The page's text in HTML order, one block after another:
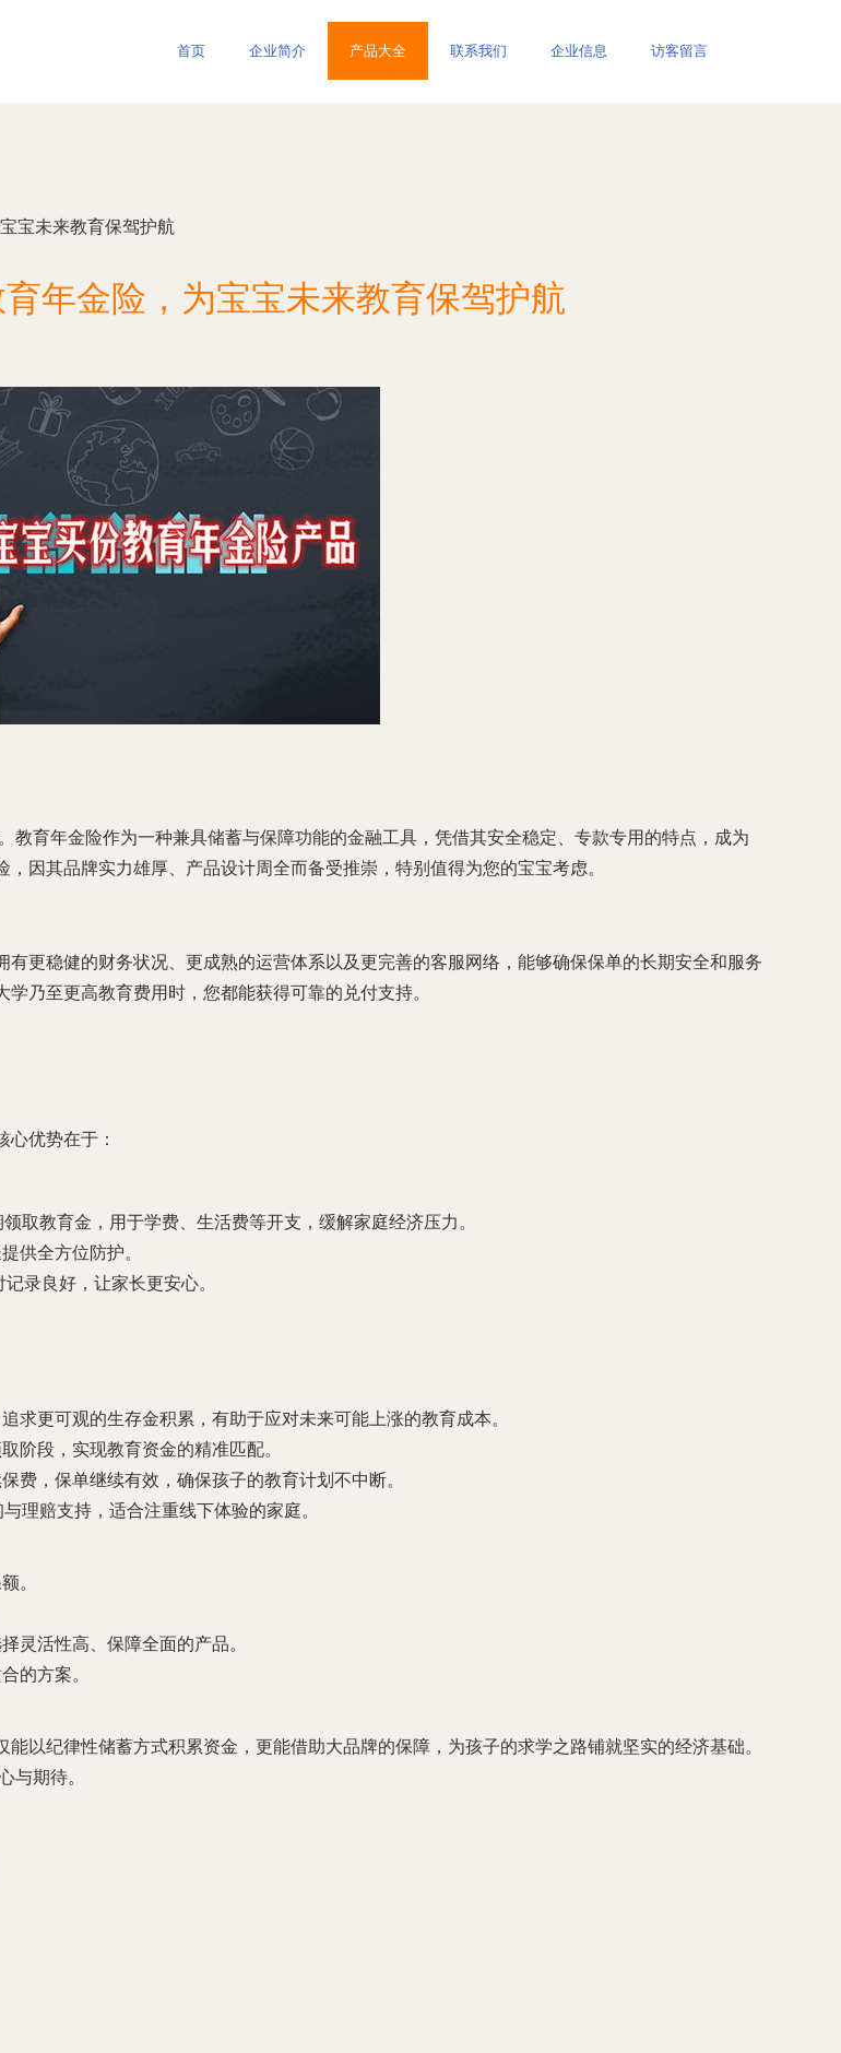
首页 企业简介 产品大全 联系我们 企业信息 访客留言
宝未来教育保驾护航
年金险，为宝宝未来教育保驾护航
育年金险作为一种兼具储蓄与保障功能的金融工具，凭借其安全稳定、专款专用的特点，成为
因其品牌实力雄厚、产品设计周全而备受推崇，特别值得为您的宝宝考虑。
更稳健的财务状况、更成熟的运营体系以及更完善的客服网络，能够确保保单的长期安全和服务
乃至更高教育费用时，您都能获得可靠的兑付支持。
优势在于：
取教育金，用于学费、生活费等开支，缓解家庭经济压力。
供全方位防护。
录良好，让家长更安心。
求更可观的生存金积累，有助于应对未来可能上涨的教育成本。
阶段，实现教育资金的精准匹配。
费，保单继续有效，确保孩子的教育计划不中断。
理赔支持，适合注重线下体验的家庭。
。
灵活性高、保障全面的产品。
的方案。
以纪律性储蓄方式积累资金，更能借助大品牌的保障，为孩子的求学之路铺就坚实的经济基础。
与期待。